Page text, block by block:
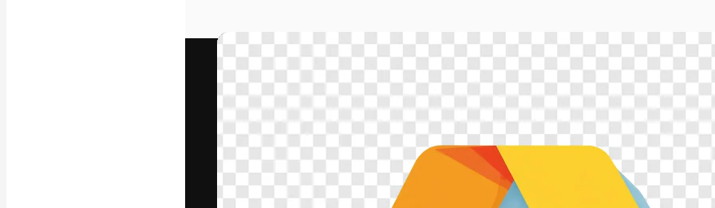
Vídeos
Ícones
Modelos 3D
Fontes
A plataforma criativa para você direcionar
seu melhor trabalho. Mais de 1 milhão de
assinantes entre criativos, empresas,
agências e estúdios.
Produtos
Assistente de IA
Gerador de
imagens
Começar
Documentação
Atendimento
Termos e